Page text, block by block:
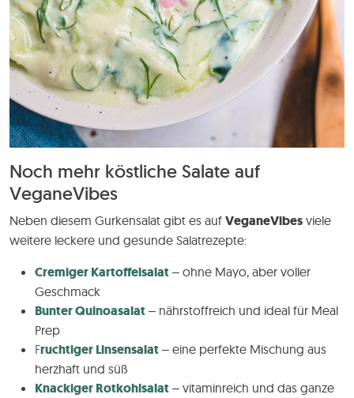
Noch mehr köstliche Salate auf
VeganeVibes
Neben diesem Gurkensalat gibt es auf VeganeVibes viele
weitere leckere und gesunde Salatrezepte:
Cremiger Kartoffelsalat – ohne Mayo, aber voller
Geschmack
Bunter Quinoasalat – nährstoffreich und ideal für Meal
Prep
Fruchtiger Linsensalat – eine perfekte Mischung aus
herzhaft und süß
Knackiger Rotkohlsalat – vitaminreich und das ganze